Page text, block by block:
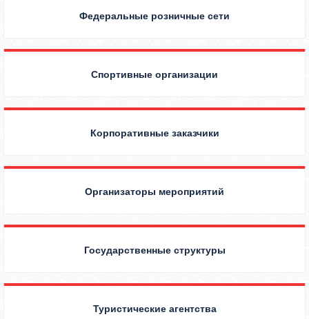
Федеральные розничные сети
Спортивные организации
Корпоративные заказчики
Организаторы мероприятий
Государственные структуры
Туристические агентства